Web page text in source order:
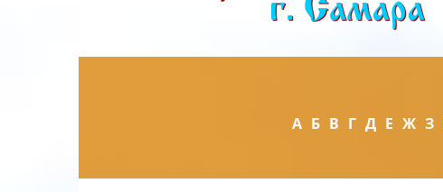
А Б В Г Д Е Ж З